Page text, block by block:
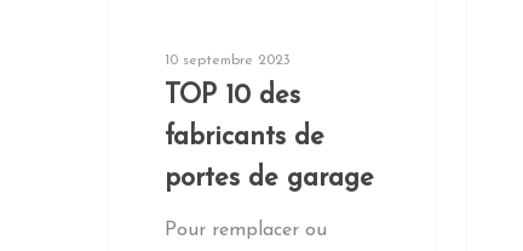
10 septembre 2023
TOP 10 des
fabricants de
portes de garage
Pour remplacer ou